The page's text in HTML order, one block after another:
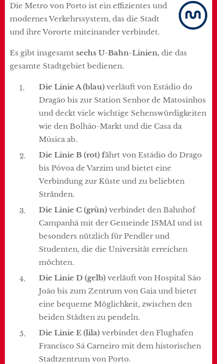
Die Metro von Porto ist ein effizientes und
modernes Verkehrssystem, das die Stadt
und ihre Vororte miteinander verbindet.
Es gibt insgesamt sechs U-Bahn-Linien, die das
gesamte Stadtgebiet bedienen.
Die Linie A (blau) verläuft von Estádio do
Dragão bis zur Station Senhor de Matosinhos
und deckt viele wichtige Sehenswürdigkeiten
wie den Bolhão-Markt und die Casa da
Música ab.
Die Linie B (rot) fährt von Estádio do Drago
bis Póvoa de Varzim und bietet eine
Verbindung zur Küste und zu beliebten
Stränden.
Die Linie C (grün) verbindet den Bahnhof
Campanhã mit der Gemeinde ISMAI und ist
besonders nützlich für Pendler und
Studenten, die die Universität erreichen
möchten.
Die Linie D (gelb) verläuft von Hospital São
João bis zum Zentrum von Gaia und bietet
eine bequeme Möglichkeit, zwischen den
beiden Städten zu pendeln.
Die Linie E (lila) verbindet den Flughafen
Francisco Sá Carneiro mit dem historischen
Stadtzentrum von Porto.